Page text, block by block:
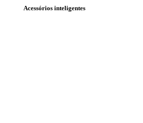
Acessórios inteligentes